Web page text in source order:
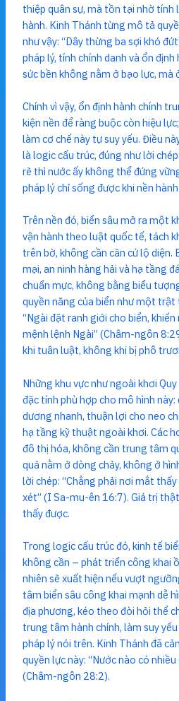
thiệp quân sự, mà tồn tại nhờ tính
hành. Kinh Thánh từng mô tả
như vậy: “Dây thừng ba sợi khó
pháp lý, tính chính danh và ổn
sức bền không nằm ở bạo lực, mà
Chính vì vậy, ổn định hành chính
kiện nền để ràng buộc còn hiệu
làm cơ chế này tự suy yếu. Điều
là logic cấu trúc, đúng như lời
rẽ thì nước ấy không thể đứng
pháp lý chỉ sống được khi nền
Trên nền đó, biển sâu mở ra một
vận hành theo luật quốc tế, tách
trên bờ, không cần căn cứ lộ diện.
mại, an ninh hàng hải và hạ tầng
chuẩn mực, không bằng biểu
quyền năng của biển như một trật
“Ngài đặt ranh giới cho biển,
mệnh lệnh Ngài” (Châm-ngôn
khi tuân luật, không khi bị phô
Những khu vực như ngoài khơi
đặc tính phù hợp cho mô hình
dương nhanh, thuận lợi cho neo
hạ tầng kỹ thuật ngoài khơi. Các
đô thị hóa, không cần trung tâm
quả nằm ở dòng chảy, không ở
lời chép: “Chẳng phải nơi mắt
xét” (I Sa-mu-ên 16:7). Giá trị
thấy được.
Trong logic cấu trúc đó, kinh tế
không cần – phát triển công khai
nhiên sẽ xuất hiện nếu vượt
tâm biển sâu công khai mạnh dễ
địa phương, kéo theo đòi hỏi thể
trung tâm hành chính, làm suy
pháp lý nói trên. Kinh Thánh đã
quyền lực này: “Nước nào có
(Châm-ngôn 28:2).